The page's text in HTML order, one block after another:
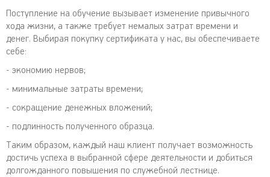
Поступление на обучение вызывает изменение привычного
хода жизни, а также требует немалых затрат времени и
денег. Выбирая покупку сертификата у нас, вы обеспечиваете
себе:
- экономию нервов;
- минимальные затраты времени;
- сокращение денежных вложений;
- подлинность полученного образца.
Таким образом, каждый наш клиент получает возможность
достичь успеха в выбранной сфере деятельности и добиться
долгожданного повышения по служебной лестнице.